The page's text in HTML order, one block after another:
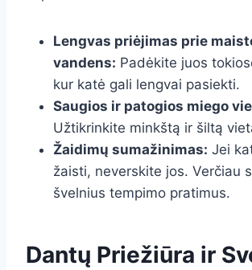
Lengvas priėjimas prie
vandens: Padėkite juos
kur katė gali lengvai pasiekti.
Saugios ir patogios miego
Užtikrinkite minkštą ir šiltą
Žaidimų sumažinimas: Jei
žaisti, neverskite jos. Verčiau
švelnius tempimo pratimus.
Dantų Priežiūra ir